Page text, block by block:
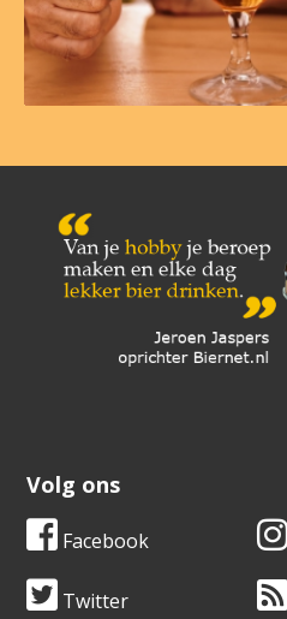
Volg ons
Facebook
Twitter